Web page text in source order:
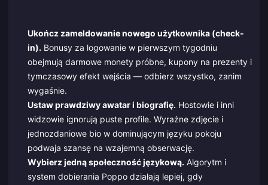
Ukończ zameldowanie nowego użytkownika (check-
in). Bonusy za logowanie w pierwszym tygodniu
obejmują darmowe monety próbne, kupony na prezenty i
tymczasowy efekt wejścia — odbierz wszystko, zanim
wygaśnie.
Ustaw prawdziwy awatar i biografię. Hostowie i inni
widzowie ignorują puste profile. Wyraźne zdjęcie i
jednozdaniowe bio w dominującym języku pokoju
podwaja szansę na wzajemną obserwację.
Wybierz jedną społeczność językową. Algorytm i
system dobierania Poppo działają lepiej, gdy